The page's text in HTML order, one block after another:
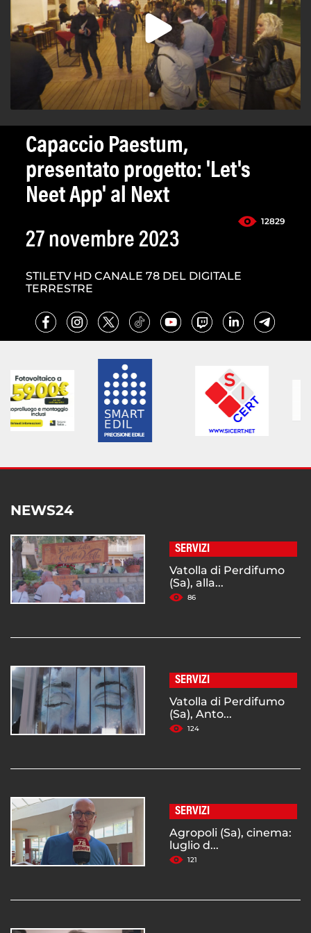
Capaccio Paestum,
presentato progetto: 'Let's
Neet App' al Next
12829
27 novembre 2023
STILETV HD CANALE 78 DEL DIGITALE
TERRESTRE
NEWS24
SERVIZI
Vatolla di Perdifumo
(Sa), alla...
86
SERVIZI
Vatolla di Perdifumo
(Sa), Anto...
124
SERVIZI
Agropoli (Sa), cinema:
luglio d...
121